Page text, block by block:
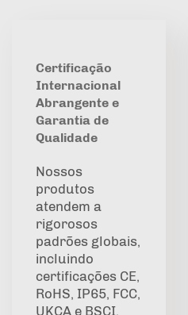
Certificação
Internacional
Abrangente e
Garantia de
Qualidade
Nossos
produtos
atendem a
rigorosos
padrões globais,
incluindo
certificações CE,
RoHS, IP65, FCC,
UKCA e BSCI,